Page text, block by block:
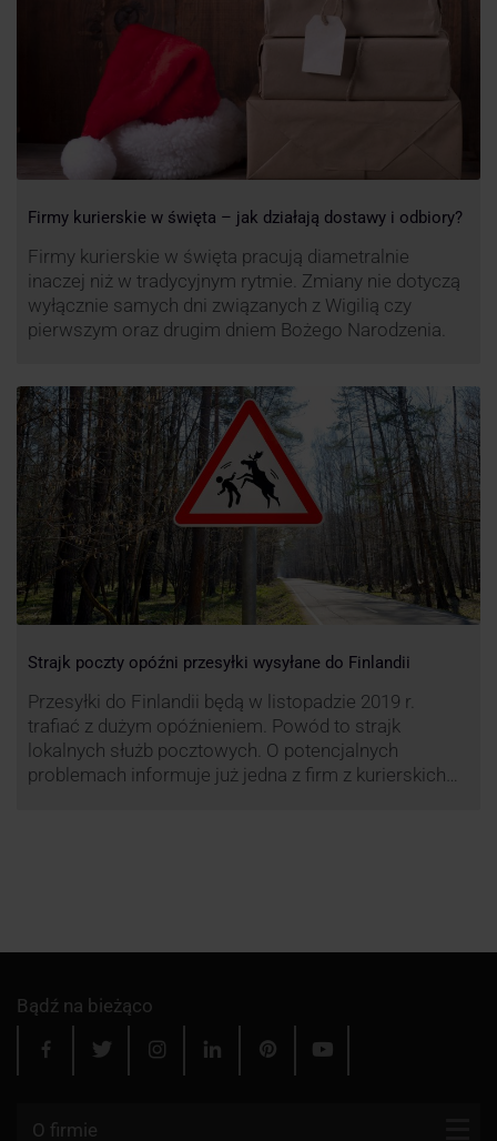
Firmy kurierskie w święta – jak działają dostawy i odbiory?
Firmy kurierskie w święta pracują diametralnie
inaczej niż w tradycyjnym rytmie. Zmiany nie dotyczą
wyłącznie samych dni związanych z Wigilią czy
pierwszym oraz drugim dniem Bożego Narodzenia.
Strajk poczty opóźni przesyłki wysyłane do Finlandii
Przesyłki do Finlandii będą w listopadzie 2019 r.
trafiać z dużym opóźnieniem. Powód to strajk
lokalnych służb pocztowych. O potencjalnych
problemach informuje już jedna z firm z kurierskich
Bądź na bieżąco
O firmie